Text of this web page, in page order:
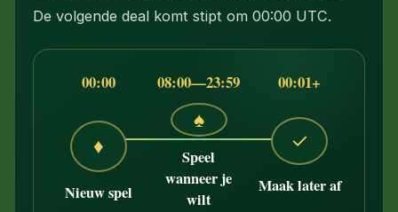
De volgende deal komt stipt om 00:00 UTC.
00:00
♦
Nieuw spel
08:00—23:59
♠
Speel
wanneer je
wilt
00:01+
✓
Maak later af